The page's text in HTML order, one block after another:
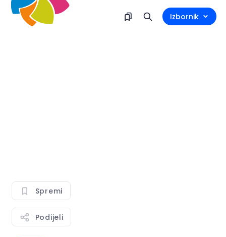
Izbornik
Spremi
Podijeli